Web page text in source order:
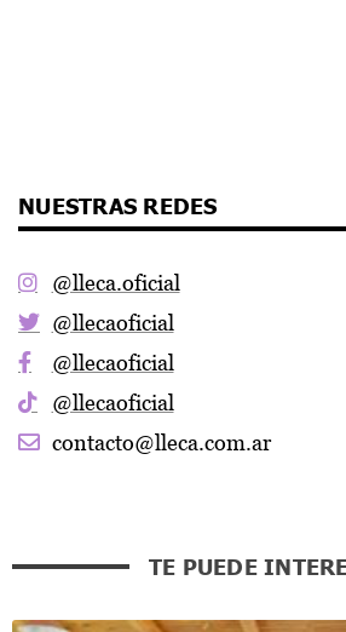
NUESTRAS REDES
@lleca.oficial
@llecaoficial
@llecaoficial
@llecaoficial
contacto@lleca.com.ar
TE PUEDE